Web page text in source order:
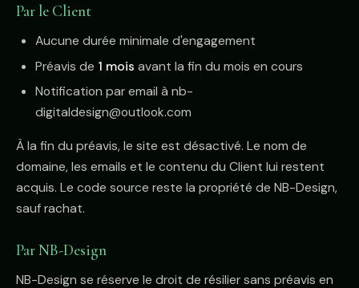
Par le Client
Aucune durée minimale d'engagement
Préavis de 1 mois avant la fin du mois en cours
Notification par email à nb-
digitaldesign@outlook.com
À la fin du préavis, le site est désactivé. Le nom de
domaine, les emails et le contenu du Client lui restent
acquis. Le code source reste la propriété de NB-Design,
sauf rachat.
Par NB-Design
NB-Design se réserve le droit de résilier sans préavis en